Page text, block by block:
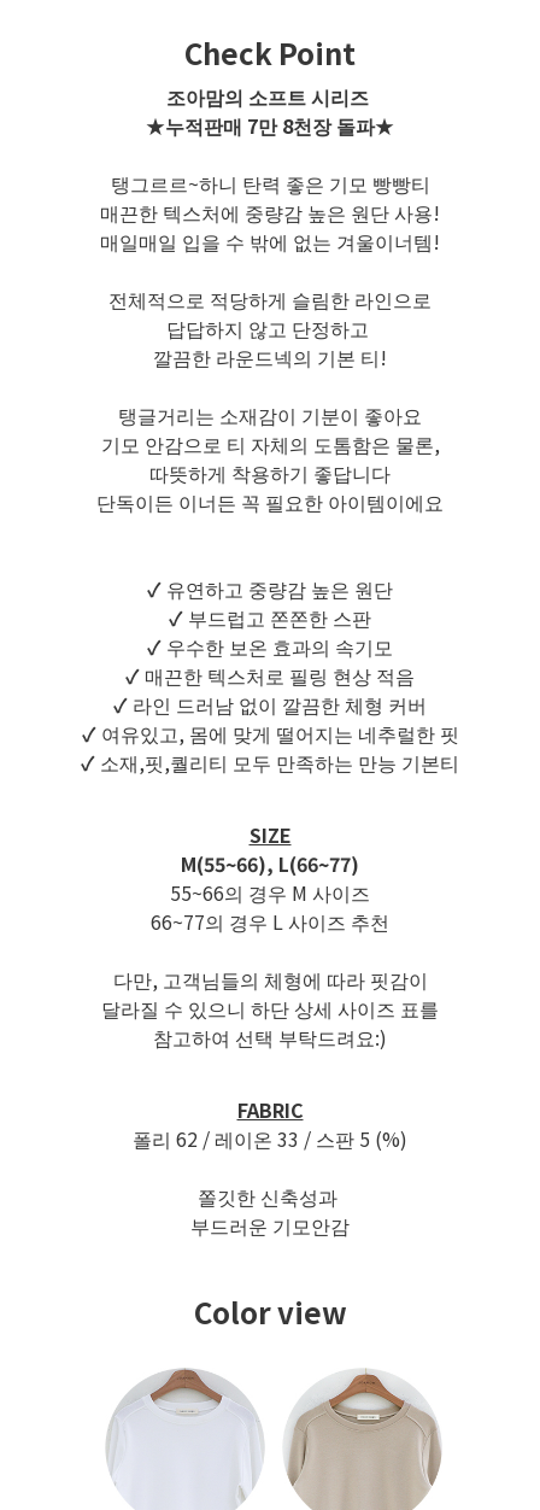
Check Point
조아맘의 소프트 시리즈
★누적판매 7만 8천장 돌파★
탱그르르~하니 탄력 좋은 기모 빵빵티
매끈한 텍스처에 중량감 높은 원단 사용!
매일매일 입을 수 밖에 없는 겨울이너템!
전체적으로 적당하게 슬림한 라인으로
답답하지 않고 단정하고
깔끔한 라운드넥의 기본 티!
탱글거리는 소재감이 기분이 좋아요
기모 안감으로 티 자체의 도톰함은 물론,
따뜻하게 착용하기 좋답니다
단독이든 이너든 꼭 필요한 아이템이에요
✓ 유연하고 중량감 높은 원단
✓ 부드럽고 쫀쫀한 스판
✓ 우수한 보온 효과의 속기모
✓ 매끈한 텍스처로 필링 현상 적음
✓ 라인 드러남 없이 깔끔한 체형 커버
✓여유있고, 몸에 맞게 떨어지는 네추럴한 핏
✓ 소재,핏,퀄리티 모두 만족하는 만능 기본티
SIZE
M(55~66), L(66~77)
55~66의 경우 M 사이즈
66~77의 경우 L 사이즈 추천
다만, 고객님들의 체형에 따라 핏감이
달라질 수 있으니 하단 상세 사이즈 표를
참고하여 선택 부탁드려요:)
FABRIC
폴리 62 / 레이온 33 / 스판 5 (%)
쫄깃한 신축성과
부드러운 기모안감
Color view